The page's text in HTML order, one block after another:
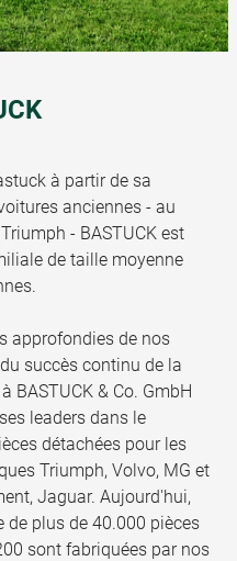
à partir de sa
anciennes - au
- BASTUCK est
de taille moyenne
approfondies de nos
succès continu de la
BASTUCK & Co. GmbH
leaders dans le
détachées pour les
Triumph, Volvo, MG et
Jaguar. Aujourd'hui,
plus de 40.000 pièces
sont fabriquées par nos